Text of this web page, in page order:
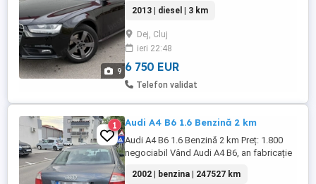
9
electrice 10 air-baguri Xenon Proiectoare
ceață Lumini de zi Cameră spate Cârlig
demontabil Jante aliaj 17" Eșapament
curat Filtru de particule activ Masina nu are
daune, ...
2013 | diesel | 3 km
Dej, Cluj
ieri 22:48
6 750 EUR
Telefon validat
1 Audi A4 B6 1.6 Benzină 2 km
Audi A4 B6 1.6 Benzină 2 km Preț: 1.800
negociabil Vând Audi A4 B6, an fabricație
247.527 km. Se poate vedea în Bragadiru,
2002 | benzina | 247527 km